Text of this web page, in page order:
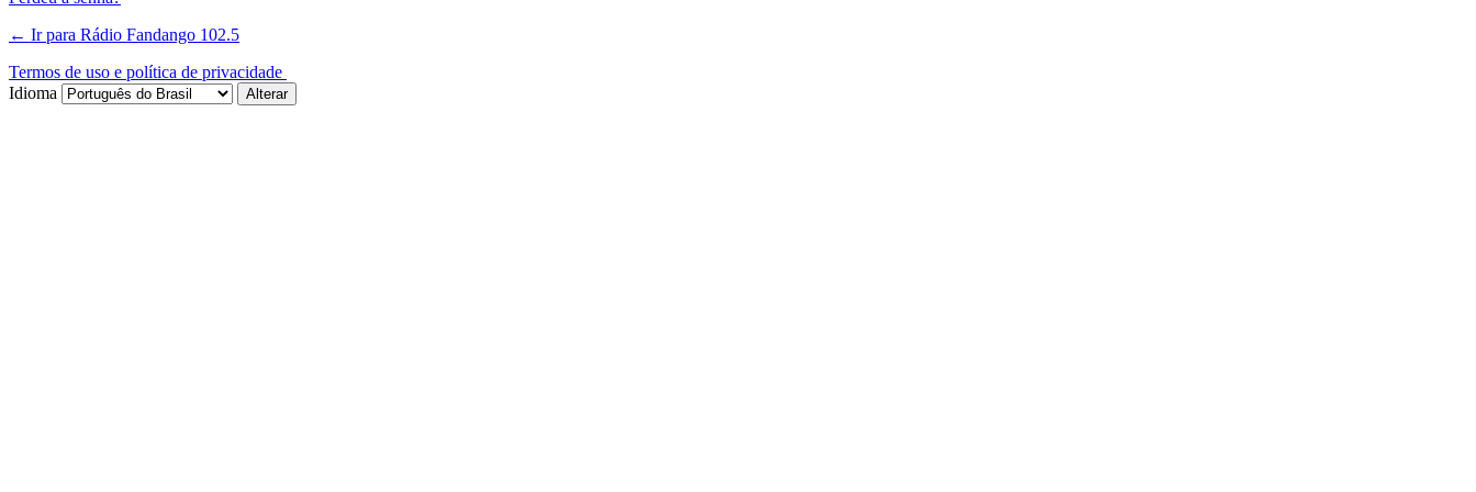
← Ir para Rádio Fandango 102.5
Termos de uso e política de privacidade
Idioma